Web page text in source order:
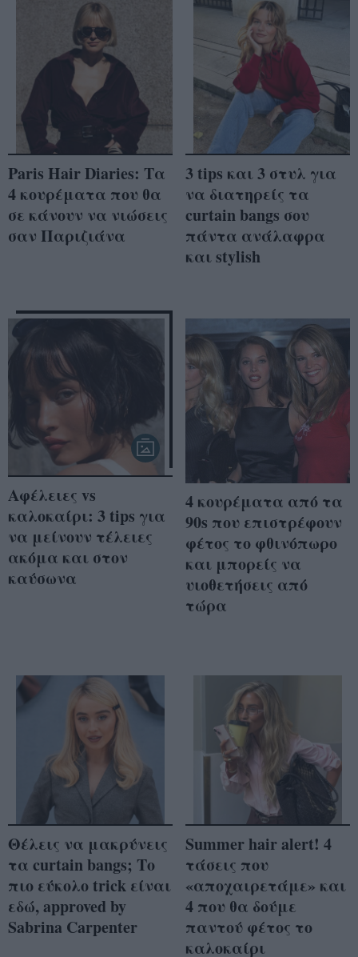
Paris Hair Diaries: Τα
4 κουρέματα που θα
σε κάνουν να νιώσεις
σαν Παριζιάνα
3 tips και 3 στυλ για
να διατηρείς τα
curtain bangs σου
πάντα ανάλαφρα
και stylish
Αφέλειες vs
καλοκαίρι: 3 tips για
να μείνουν τέλειες
ακόμα και στον
καύσωνα
4 κουρέματα από τα
90s που επιστρέφουν
φέτος το φθινόπωρο
και μπορείς να
υιοθετήσεις από
τώρα
Θέλεις να μακρύνεις
τα curtain bangs; Το
πιο εύκολο trick είναι
εδώ, approved by
Sabrina Carpenter
Summer hair alert! 4
τάσεις που
«αποχαιρετάμε» και
4 που θα δούμε
παντού φέτος το
καλοκαίρι